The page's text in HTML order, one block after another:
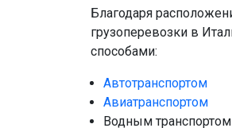
Благодаря
грузоперевозки в
способами:
Автотранспортом
Авиатранспортом
Водным транспортом